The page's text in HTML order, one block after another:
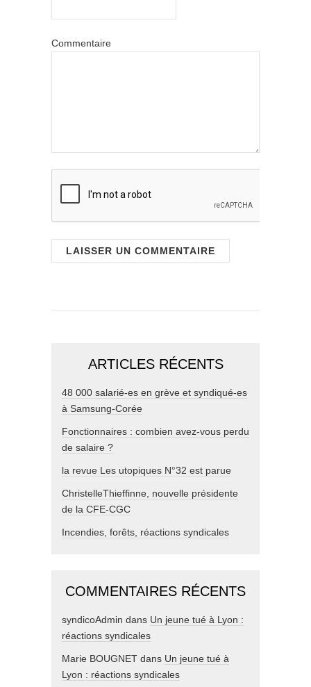
Commentaire
ARTICLES RÉCENTS
48 000 salarié-es en grève et syndiqué-es
à Samsung-Corée
Fonctionnaires : combien avez-vous perdu
de salaire ?
la revue Les utopiques N°32 est parue
ChristelleThieffinne, nouvelle présidente
de la CFE-CGC
Incendies, forêts, réactions syndicales
COMMENTAIRES RÉCENTS
syndicoAdmin dans Un jeune tué à Lyon :
réactions syndicales
Marie BOUGNET dans Un jeune tué à
Lyon : réactions syndicales